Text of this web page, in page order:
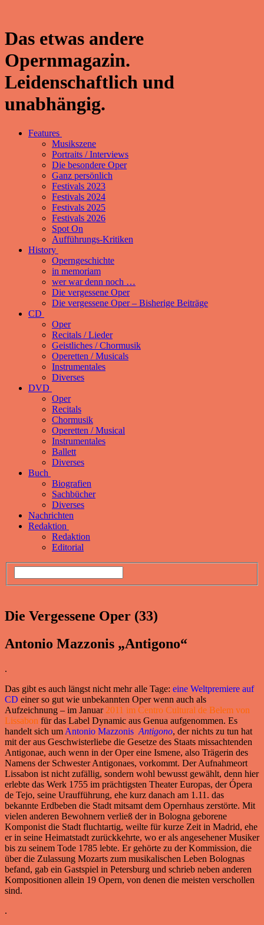
Das etwas andere
Opernmagazin.
Leidenschaftlich und
unabhängig.
Features
Musikszene
Portraits / Interviews
Die besondere Oper
Ganz persönlich
Festivals 2023
Festivals 2024
Festivals 2025
Festivals 2026
Spot On
Aufführungs-Kritiken
History
Operngeschichte
in memoriam
wer war denn noch …
Die vergessene Oper
Die vergessene Oper – Bisherige Beiträge
CD
Oper
Recitals / Lieder
Geistliches / Chormusik
Operetten / Musicals
Instrumentales
Diverses
DVD
Oper
Recitals
Chormusik
Operetten / Musical
Instrumentales
Ballett
Diverses
Buch
Biografien
Sachbücher
Diverses
Nachrichten
Redaktion
Redaktion
Editorial
Die Vergessene Oper (33)
Antonio Mazzonis „Antigono“
.
Das gibt es auch längst nicht mehr alle Tage: eine Weltpremiere auf
CD einer so gut wie unbekannten Oper wenn auch als
Aufzeichnung – im Januar 2011 im Centro Cultural de Belem von
Lissabon für das Label Dynamic aus Genua aufgenommen. Es
handelt sich um Antonio Mazzonis Antigono, der nichts zu tun hat
mit der aus Geschwisterliebe die Gesetze des Staats missachtenden
Antigonae, auch wenn in der Oper eine Ismene, also Trägerin des
Namens der Schwester Antigonaes, vorkommt. Der Aufnahmeort
Lissabon ist nicht zufällig, sondern wohl bewusst gewählt, denn hier
erlebte das Werk 1755 im prächtigsten Theater Europas, der Ópera
de Tejo, seine Uraufführung, ehe kurz danach am 1.11. das
bekannte Erdbeben die Stadt mitsamt dem Opernhaus zerstörte. Mit
vielen anderen Bewohnern verließ der in Bologna geborene
Komponist die Stadt fluchtartig, weilte für kurze Zeit in Madrid, ehe
er in seine Heimatstadt zurückkehrte, wo er als angesehener Musiker
bis zu seinem Tode 1785 lebte. Er gehörte zu der Kommission, die
über die Zulassung Mozarts zum musikalischen Leben Bolognas
befand, gab ein Gastspiel in Petersburg und schrieb neben anderen
Kompositionen allein 19 Opern, von denen die meisten verschollen
sind.
.